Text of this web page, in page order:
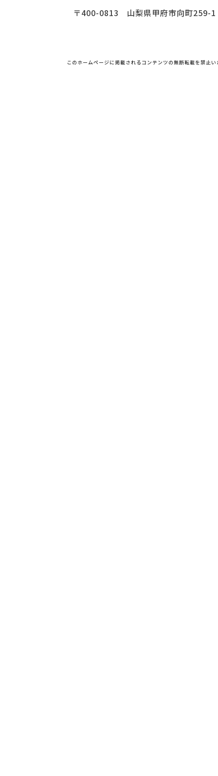
〒400-0813 山梨県甲府市向町259-1
このホームページに掲載されるコンテンツの無断転載を禁止い